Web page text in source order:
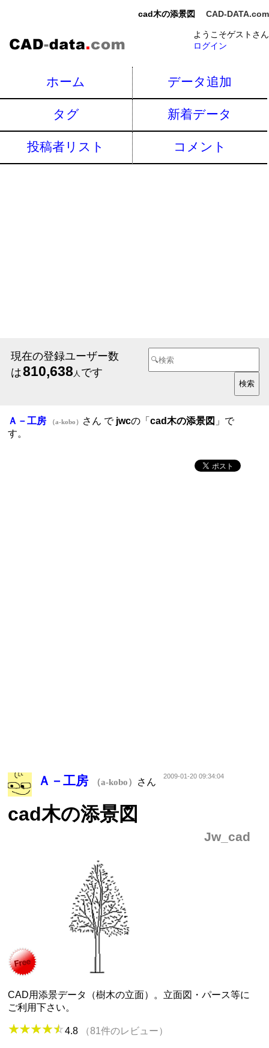
cad木の添景図 CAD-DATA.com
ようこそゲストさん
ログイン
ホーム データ追加
タグ 新着データ
投稿者リスト コメント
現在の登録ユーザー数
は810,638 人 です
Ａ－工房 （a-kobo） さん で jwcの「cad木の添景図 」で
す。
Ａ－工房 （a-kobo） さん
2009-01-20 09:34:04
cad木の添景図
Jw_cad
CAD用添景データ（樹木の立面）。立面図・パース等に
ご利用下さい。
4.8 （81件のレビュー）